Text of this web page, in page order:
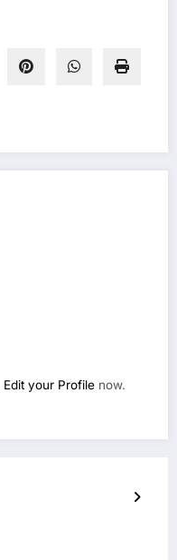
Edit your Profile now.